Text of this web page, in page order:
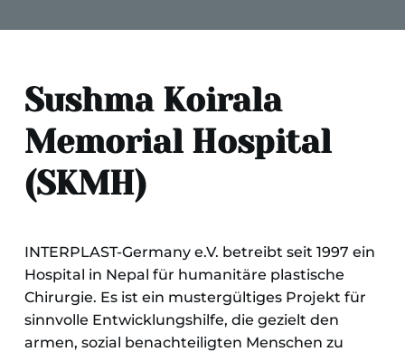
Sushma Koirala
Memorial Hospital
(SKMH)
INTERPLAST-Germany e.V. betreibt seit 1997 ein
Hospital in Nepal für humanitäre plastische
Chirurgie. Es ist ein mustergültiges Projekt für
sinnvolle Entwicklungshilfe, die gezielt den
armen, sozial benachteiligten Menschen zu